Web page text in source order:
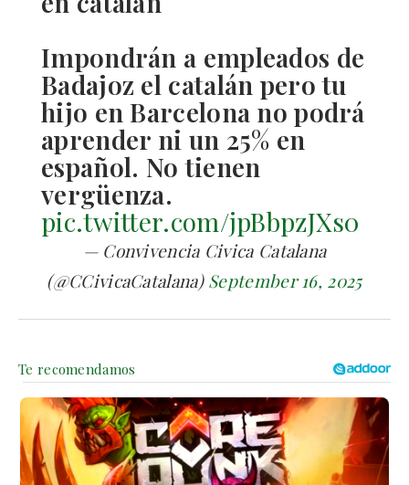
Impondrán a empleados de
Badajoz el catalán pero tu
hijo en Barcelona no podrá
aprender ni un 25% en
español. No tienen
vergüenza.
pic.twitter.com/jpBbpzJXs0
— Convivencia Civica Catalana
(@CCivicaCatalana)September 16, 2025